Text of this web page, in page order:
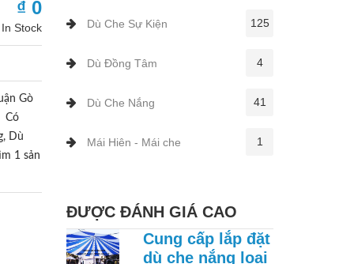
₫ 0
In Stock
Gò
Có
Dù
1 sản
Dù Che Sự Kiện 125
Dù Đồng Tâm 4
Dù Che Nắng 41
Mái Hiên - Mái che 1
ĐƯỢC ĐÁNH GIÁ CAO
Cung cấp lắp đặt
dù che nắng loại